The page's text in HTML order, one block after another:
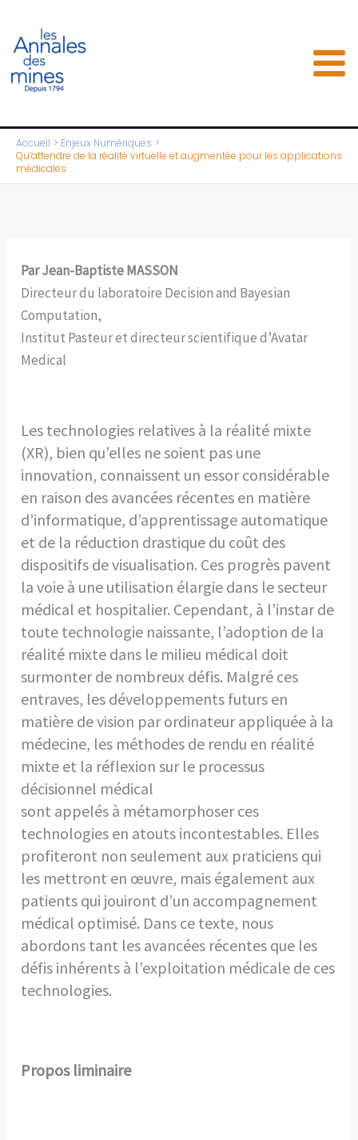
contenu
Accueil
Enjeux Numériques
Qu’attendre de la réalité virtuelle et augmentée pour les applications
médicales
Par Jean-Baptiste MASSON
Directeur du laboratoire Decision and Bayesian
Computation,
Institut Pasteur et directeur scientifique d’Avatar
Medical
Les technologies relatives à la réalité mixte
(XR), bien qu’elles ne soient pas une
innovation, connaissent un essor considérable
en raison des avancées récentes en matière
d’informatique, d’apprentissage automatique
et de la réduction drastique du coût des
dispositifs de visualisation. Ces progrès pavent
la voie à une utilisation élargie dans le secteur
médical et hospitalier. Cependant, à l’instar de
toute technologie naissante, l’adoption de la
réalité mixte dans le milieu médical doit
surmonter de nombreux défis. Malgré ces
entraves, les développements futurs en
matière de vision par ordinateur appliquée à la
médecine, les méthodes de rendu en réalité
mixte et la réflexion sur le processus
décisionnel médical
sont appelés à métamorphoser ces
technologies en atouts incontestables. Elles
profiteront non seulement aux praticiens qui
les mettront en œuvre, mais également aux
patients qui jouiront d’un accompagnement
médical optimisé. Dans ce texte, nous
abordons tant les avancées récentes que les
défis inhérents à l’exploitation médicale de ces
technologies.
Propos liminaire